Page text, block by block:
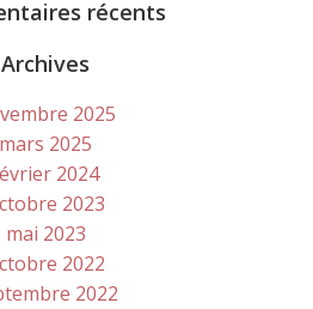
récents
Archives
2025
mars 2025
2024
2023
mai 2023
2022
2022